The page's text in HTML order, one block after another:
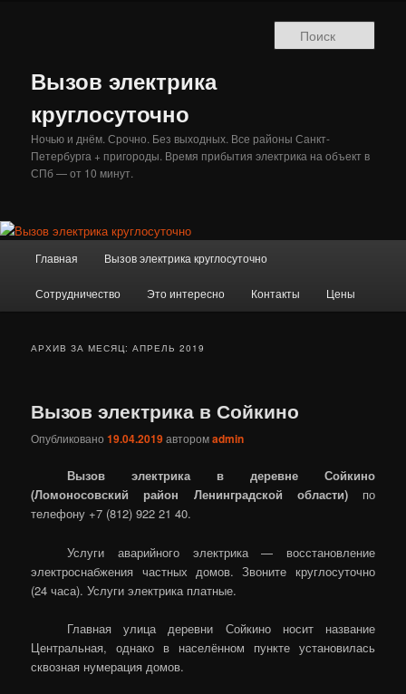
Вызов электрика
круглосуточно
Ночью и днём. Срочно. Без выходных. Все районы Санкт-
Петербурга + пригороды. Время прибытия электрика на объект в
СПб — от 10 минут.
Главная Вызов электрика круглосуточно
Сотрудничество Это интересно Контакты Цены
АРХИВ ЗА МЕСЯЦ:АПРЕЛЬ 2019
Вызов электрика в Сойкино
Опубликовано19.04.2019авторомadmin
Вызов электрика в деревне Сойкино
(Ломоносовский район Ленинградской области)по
телефону +7 (812) 922 21 40.
Услуги аварийного электрика — восстановление
электроснабжения частных домов. Звоните круглосуточно
(24 часа). Услуги электрика платные.
Главная улица деревни Сойкино носит название
Центральная, однако в населённом пункте установилась
сквозная нумерация домов.